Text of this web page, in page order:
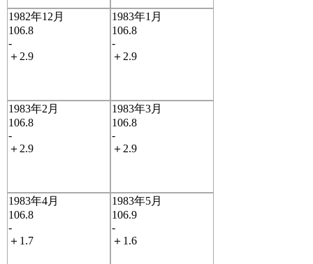
1982年12月
106.8
-
＋2.9
1983年1月
106.8
-
＋2.9
1983年2月
106.8
-
＋2.9
1983年3月
106.8
-
＋2.9
1983年4月
106.8
-
＋1.7
1983年5月
106.9
-
＋1.6